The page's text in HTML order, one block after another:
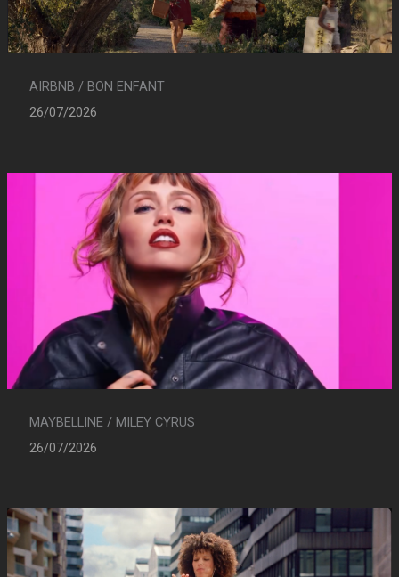
AIRBNB / BON ENFANT
26/07/2026
MAYBELLINE / MILEY CYRUS
26/07/2026